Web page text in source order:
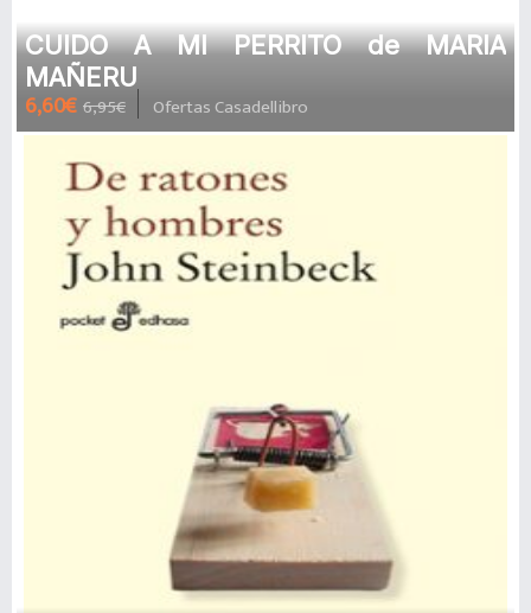
CUIDO A MI PERRITO de MARIA
MAÑERU
6,60€ 6,95€ Ofertas Casadellibro